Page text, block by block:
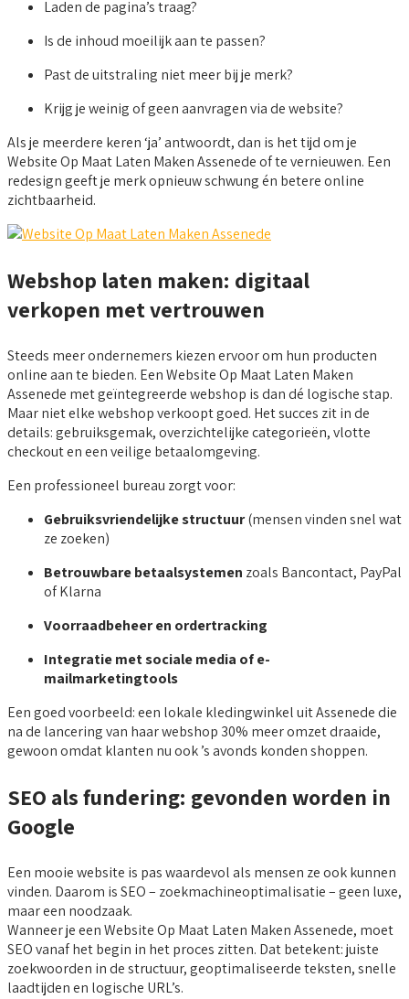
Laden de pagina’s traag?
Is de inhoud moeilijk aan te passen?
Past de uitstraling niet meer bij je merk?
Krijg je weinig of geen aanvragen via de website?
Als je meerdere keren ‘ja’ antwoordt, dan is het tijd om je
Website Op Maat Laten Maken Assenede of te vernieuwen. Een
redesign geeft je merk opnieuw schwung én betere online
zichtbaarheid.
Webshop laten maken: digitaal
verkopen met vertrouwen
Steeds meer ondernemers kiezen ervoor om hun producten
online aan te bieden. Een Website Op Maat Laten Maken
Assenede met geïntegreerde webshop is dan dé logische stap.
Maar niet elke webshop verkoopt goed. Het succes zit in de
details: gebruiksgemak, overzichtelijke categorieën, vlotte
checkout en een veilige betaalomgeving.
Een professioneel bureau zorgt voor:
Gebruiksvriendelijke structuur(mensen vinden snel wat
ze zoeken)
Betrouwbare betaalsystemen zoals Bancontact, PayPal
of Klarna
Voorraadbeheer en ordertracking
Integratie met sociale media of e-
mailmarketingtools
Een goed voorbeeld: een lokale kledingwinkel uit Assenede die
na de lancering van haar webshop 30% meer omzet draaide,
gewoon omdat klanten nu ook ’s avonds konden shoppen.
SEO als fundering: gevonden worden in
Google
Een mooie website is pas waardevol als mensen ze ook kunnen
vinden. Daarom is SEO – zoekmachineoptimalisatie – geen luxe,
maar een noodzaak.
Wanneer je een Website Op Maat Laten Maken Assenede, moet
SEO vanaf het begin in het proces zitten. Dat betekent: juiste
zoekwoorden in de structuur, geoptimaliseerde teksten, snelle
laadtijden en logische URL’s.